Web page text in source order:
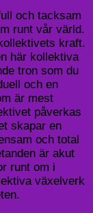
och tacksam
runt vår värld.
kraft.
här kollektiva
tron som du
och en
är mest
påverkas
skapar en
och total
är akut
runt om i
växelverk